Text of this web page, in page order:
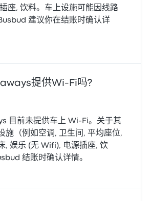
座, 饮料。车上设施可能因线路
建议你在结账时确认详
提供Wi-Fi吗?
目前未提供车上 Wi-Fi。关于其
施（例如空调, 卫生间, 平均座位,
, 娱乐 (无 Wifi), 电源插座, 饮
结账时确认详情。